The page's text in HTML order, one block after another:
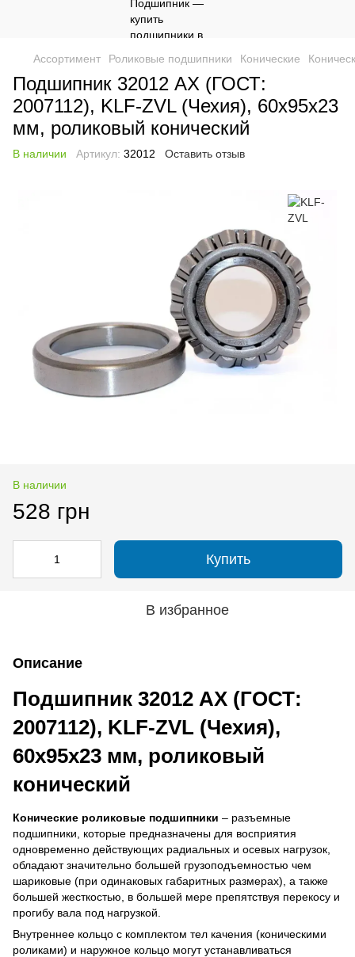
Ассортимент Роликовые подшипники Конические
Подшипник 32012 АХ (ГОСТ:
2007112), KLF-ZVL (Чехия), 60x95x23
мм, роликовый конический
В наличии Артикул: 32012 Оставить отзыв
В наличии
528 грн
Купить
В избранное
Описание
Подшипник 32012 АХ (ГОСТ:
2007112), KLF-ZVL (Чехия),
60x95x23 мм, роликовый
конический
Конические роликовые подшипники – разъемные
подшипники, которые предназначены для восприятия
одновременно действующих радиальных и осевых нагрузок,
обладают значительно большей грузоподъемностью чем
шариковые (при одинаковых габаритных размерах), а также
большей жесткостью, в большей мере препятствуя перекосу и
прогибу вала под нагрузкой.
Внутреннее кольцо с комплектом тел качения (коническими
роликами) и наружное кольцо могут устанавливаться